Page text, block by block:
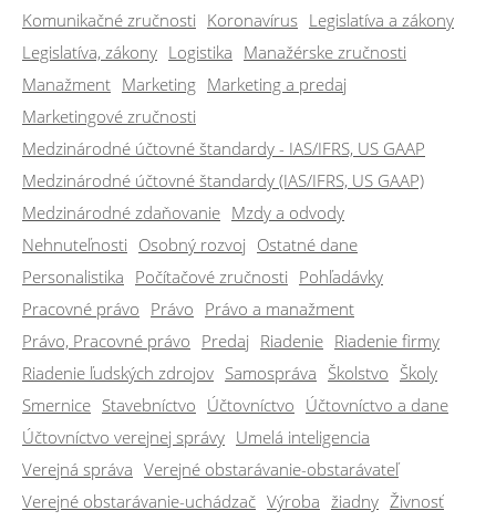
Komunikačné zručnosti Koronavírus Legislatíva a zákony
Legislatíva, zákony Logistika Manažérske zručnosti
Manažment Marketing Marketing a predaj
Marketingové zručnosti
Medzinárodné účtovné štandardy - IAS/IFRS, US GAAP
Medzinárodné účtovné štandardy (IAS/IFRS, US GAAP)
Medzinárodné zdaňovanie Mzdy a odvody
Nehnuteľnosti Osobný rozvoj Ostatné dane
Personalistika Počítačové zručnosti Pohľadávky
Pracovné právo Právo Právo a manažment
Právo, Pracovné právo Predaj Riadenie Riadenie firmy
Riadenie ľudských zdrojov Samospráva Školstvo Školy
Smernice Stavebníctvo Účtovníctvo Účtovníctvo a dane
Účtovníctvo verejnej správy Umelá inteligencia
Verejná správa Verejné obstarávanie-obstarávateľ
Verejné obstarávanie-uchádzač Výroba žiadny Živnosť